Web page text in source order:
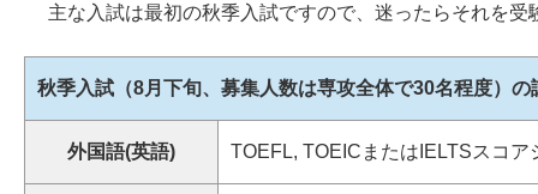
主な入試は最初の秋季入試ですので、迷ったらそれを受
秋季入試（8月下旬、募集人数は専攻全体で30名程度）の
外国語(英語) TOEFL, TOEICまたはIELTSスコ